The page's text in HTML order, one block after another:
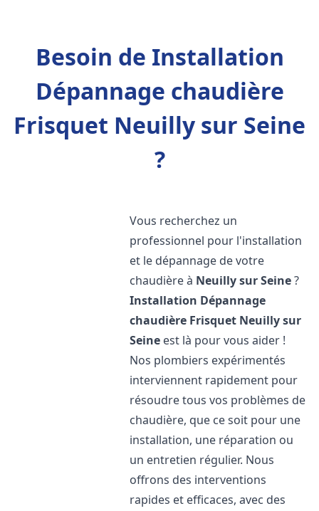
Besoin de Installation
Dépannage chaudière
Frisquet Neuilly sur Seine
?
Vous recherchez un
professionnel pour l'installation
et le dépannage de votre
chaudière à Neuilly sur Seine?
Installation Dépannage
chaudière Frisquet Neuilly sur
Seine est là pour vous aider !
Nos plombiers expérimentés
interviennent rapidement pour
résoudre tous vos problèmes de
chaudière, que ce soit pour une
installation, une réparation ou
un entretien régulier. Nous
offrons des interventions
rapides et efficaces, avec des